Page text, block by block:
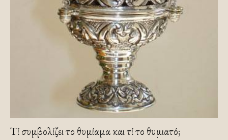
Τί συμβολίζει το θυμίαμα και τί το θυμιατό;